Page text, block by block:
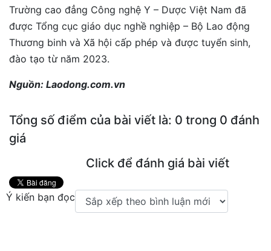
Trường cao đẳng Công nghệ Y – Dược Việt Nam đã
được Tổng cục giáo dục nghề nghiệp – Bộ Lao động
Thương binh và Xã hội cấp phép và được tuyển sinh,
đào tạo từ năm 2023.
Nguồn: Laodong.com.vn
Tổng số điểm của bài viết là: 0 trong 0 đánh
giá
Click để đánh giá bài viết
Ý kiến bạn đọc